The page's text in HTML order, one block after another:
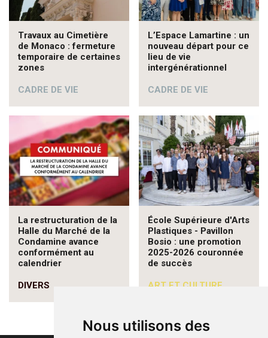
Nous utilisons des
Travaux au Cimetière
de Monaco : fermeture
temporaire de certaines
zones
CADRE DE VIE
L’Espace Lamartine : un
nouveau départ pour ce
lieu de vie
intergénérationnel
CADRE DE VIE
La restructuration de la
Halle du Marché de la
Condamine avance
conformément au
calendrier
DIVERS
École Supérieure d'Arts
Plastiques - Pavillon
Bosio : une promotion
2025-2026 couronnée
de succès
ART ET CULTURE